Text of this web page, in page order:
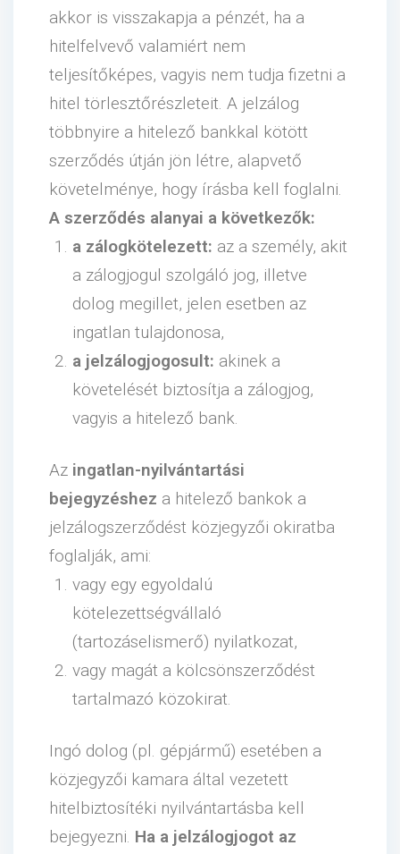
akkor is visszakapja a pénzét, ha a
hitelfelvevő valamiért nem
teljesítőképes, vagyis nem tudja fizetni a
hitel törlesztőrészleteit. A jelzálog
többnyire a hitelező bankkal kötött
szerződés útján jön létre, alapvető
követelménye, hogy írásba kell foglalni.
A szerződés alanyai a következők:
a zálogkötelezett: az a személy, akit
a zálogjogul szolgáló jog, illetve
dolog megillet, jelen esetben az
ingatlan tulajdonosa,
a jelzálogjogosult: akinek a
követelését biztosítja a zálogjog,
vagyis a hitelező bank.
Az ingatlan-nyilvántartási
bejegyzéshez a hitelező bankok a
jelzálogszerződést közjegyzői okiratba
foglalják, ami:
vagy egy egyoldalú
kötelezettségvállaló
(tartozáselismerő) nyilatkozat,
vagy magát a kölcsönszerződést
tartalmazó közokirat.
Ingó dolog (pl. gépjármű) esetében a
közjegyzői kamara által vezetett
hitelbiztosítéki nyilvántartásba kell
bejegyezni. Ha a jelzálogjogot az